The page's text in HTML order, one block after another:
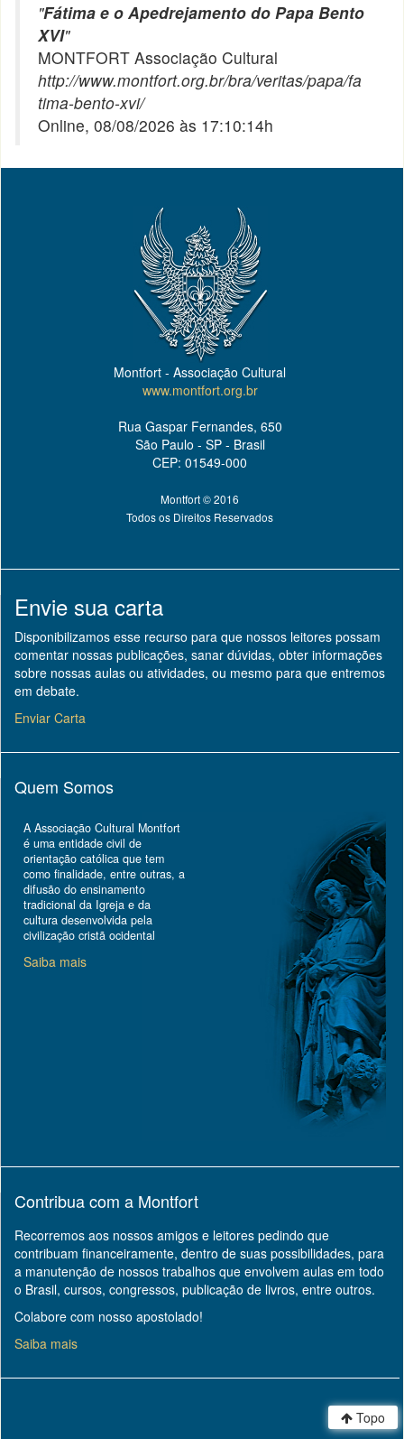
"Fátima e o Apedrejamento do Papa Bento
XVI"
MONTFORT Associação Cultural
http://www.montfort.org.br/bra/veritas/papa/fa
tima-bento-xvi/
Online, 08/08/2026 às 17:10:14h
Topo
Montfort - Associação Cultural
www.montfort.org.br
Rua Gaspar Fernandes, 650
São Paulo - SP - Brasil
CEP: 01549-000
Montfort © 2016
Todos os Direitos Reservados
Envie sua carta
Disponibilizamos esse recurso para que nossos leitores possam
comentar nossas publicações, sanar dúvidas, obter informações
sobre nossas aulas ou atividades, ou mesmo para que entremos
em debate.
Enviar Carta
Quem Somos
A Associação Cultural Montfort
é uma entidade civil de
orientação católica que tem
como finalidade, entre outras, a
difusão do ensinamento
tradicional da Igreja e da
cultura desenvolvida pela
civilização cristã ocidental
Saiba mais
Contribua com a Montfort
Recorremos aos nossos amigos e leitores pedindo que
contribuam financeiramente, dentro de suas possibilidades, para
a manutenção de nossos trabalhos que envolvem aulas em todo
o Brasil, cursos, congressos, publicação de livros, entre outros.
Colabore com nosso apostolado!
Saiba mais